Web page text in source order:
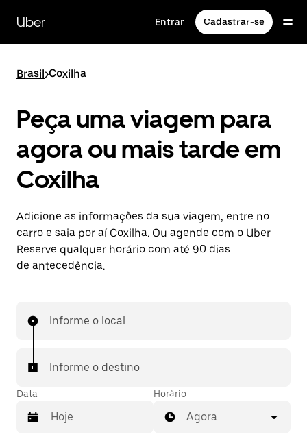
para
conteúdo
Uber Entrar Cadastrar-se
Brasil>Coxilha
Peça uma viagem para
agora ou mais tarde em
Coxilha
Adicione as informações da sua viagem, entre no
carro e saia por aí Coxilha. Ou agende com o Uber
Reserve qualquer horário com até 90 dias
de antecedência.
Informe o local
Informe o destino
Data Horário
Agora